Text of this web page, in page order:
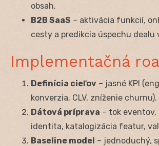
obsah.
B2B SaaS – aktivácia funkcií,
cesty a predikcia úspechu dealu
Implementačná
Definícia cieľov – jasné KPI
konverzia, CLV, zníženie churnu).
Dátová príprava – tok
identita, katalogizácia featur,
Baseline model – jednoduchý,